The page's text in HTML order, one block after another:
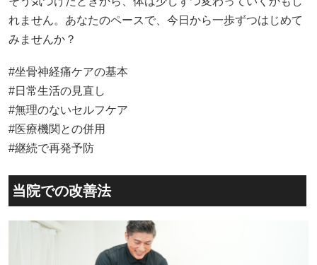
れません。あなたのペースで、今日から一歩ずつはじめて
みませんか？
#坐骨神経痛ケアの基本
#日常生活の見直し
#無理のないセルフケア
#医療機関との併用
#継続で再発予防
当院での改善法